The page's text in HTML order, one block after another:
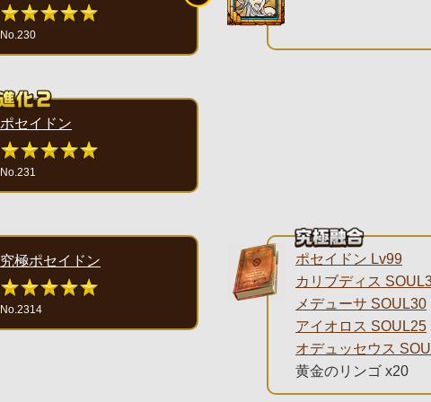
No.230
ポセイドン
No.231
究極ポセイドン
No.2314
ポセイドン Lv99
カリブディス
メデューサ SOUL30
アイオロス SOUL25
オデュッセウス
黄金のリンゴ x20